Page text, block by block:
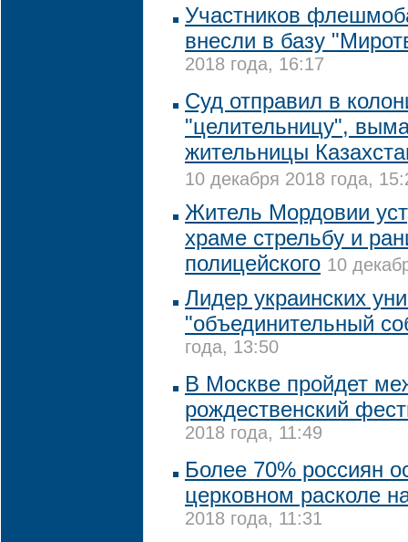
Участников
внесли в базу
2018 года, 16:17
Суд отправил в
"целительницу",
жительницы
10 декабря 2018 года,
Житель Мордовии
храме стрельбу и
полицейского 10
Лидер украинских
"объединительный
года, 13:50
В Москве пройдет
рождественский
2018 года, 11:49
Более 70% россиян
церковном расколе
2018 года, 11:31